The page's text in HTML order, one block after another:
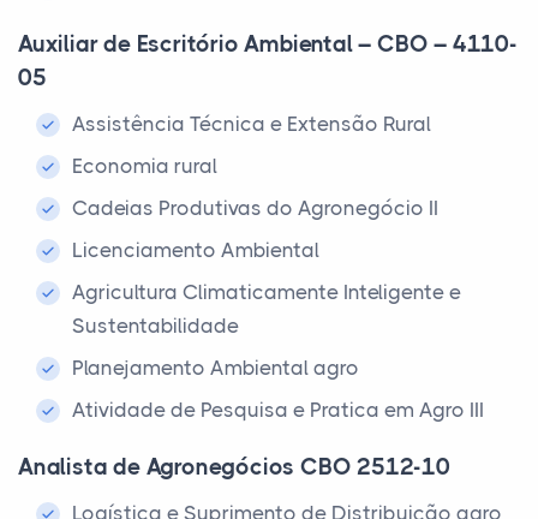
Auxiliar de Escritório Ambiental – CBO – 4110-
05
Assistência Técnica e Extensão Rural
Economia rural
Cadeias Produtivas do Agronegócio II
Licenciamento Ambiental
Agricultura Climaticamente Inteligente e
Sustentabilidade
Planejamento Ambiental agro
Atividade de Pesquisa e Pratica em Agro III
Analista de Agronegócios CBO 2512-10
Logística e Suprimento de Distribuição agro